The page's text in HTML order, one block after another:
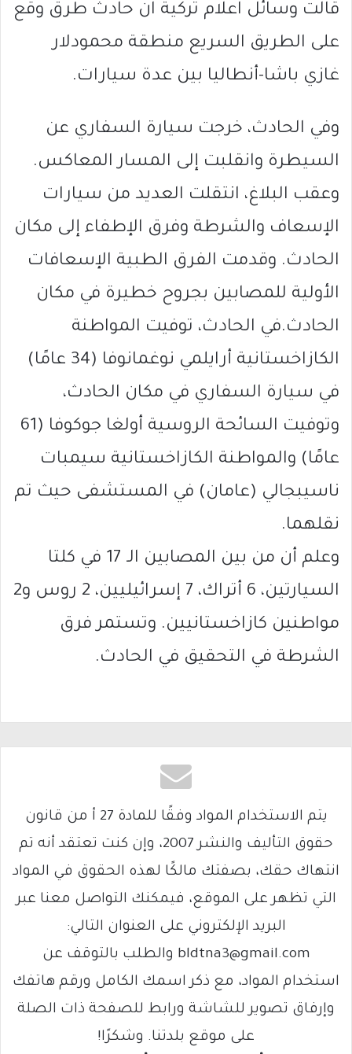
قالت وسائل اعلام تركية ان حادث طرق وقع
على الطريق السريع منطقة محمودلار
غازي باشا-أنطاليا بين عدة سيارات.
وفي الحادث، خرجت سيارة السفاري عن
السيطرة وانقلبت إلى المسار المعاكس.
وعقب البلاغ، انتقلت العديد من سيارات
الإسعاف والشرطة وفرق الإطفاء إلى مكان
الحادث. وقدمت الفرق الطبية الإسعافات
الأولية للمصابين بجروح خطيرة في مكان
الحادث.في الحادث، توفيت المواطنة
الكازاخستانية أرايلمي نوغمانوفا (34 عامًا)
في سيارة السفاري في مكان الحادث،
وتوفيت السائحة الروسية أولغا جوكوفا (61
عامًا) والمواطنة الكازاخستانية سيمبات
ناسيبجالي (عامان) في المستشفى حيث تم
نقلهما.
وعلم أن من بين المصابين الـ 17 في كلتا
السيارتين، 6 أتراك، 7 إسرائيليين، 2 روس و2
مواطنين كازاخستانيين. وتستمر فرق
الشرطة في التحقيق في الحادث.
يتم الاستخدام المواد وفقًا للمادة 27 أ من قانون
حقوق التأليف والنشر 2007، وإن كنت تعتقد أنه تم
انتهاك حقك، بصفتك مالكًا لهذه الحقوق في المواد
التي تظهر على الموقع، فيمكنك التواصل معنا عبر
البريد الإلكتروني على العنوان التالي:
bldtna3@gmail.com والطلب بالتوقف عن
استخدام المواد، مع ذكر اسمك الكامل ورقم هاتفك
وإرفاق تصوير للشاشة ورابط للصفحة ذات الصلة
على موقع بلدتنا. وشكرًا!